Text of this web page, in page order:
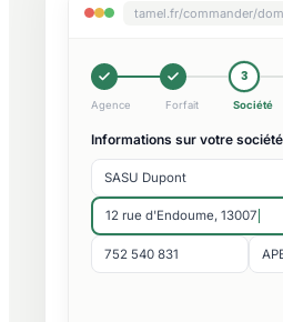
tamel.fr/commander/
3
Agence Forfait Société
Informations sur votre société
SASU Dupont
12 rue d'Endoume, 13007
752 540 831